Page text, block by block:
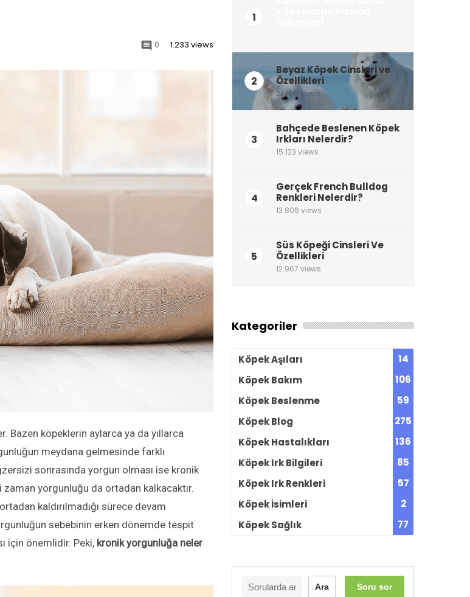
 0 1.233 views
Bazen köpeklerin aylarca ya da yıllarca
meydana gelmesinde farklı
sonrasında yorgun olması ise kronik
yorgunluğu da ortadan kalkacaktır.
kaldırılmadığı sürece devam
sebebinin erken dönemde tespit
için önemlidir. Peki, kronik yorgunluğa neler
1
2
Beyaz Köpek Cinsleri ve
Özellikleri
21.750 views
3
Bahçede Beslenen Köpek
Irkları Nelerdir?
15.123 views
4
Gerçek French Bulldog
Renkleri Nelerdir?
13.806 views
5
Süs Köpeği Cinsleri Ve
Özellikleri
12.967 views
Kategoriler
Köpek Aşıları
14
Köpek Bakım
106
Köpek Beslenme
59
Köpek Blog
275
Köpek Hastalıkları
136
Köpek Irk Bilgileri
85
Köpek Irk Renkleri
57
Köpek İsimleri
2
Köpek Sağlık
77
Soru sor
Ara